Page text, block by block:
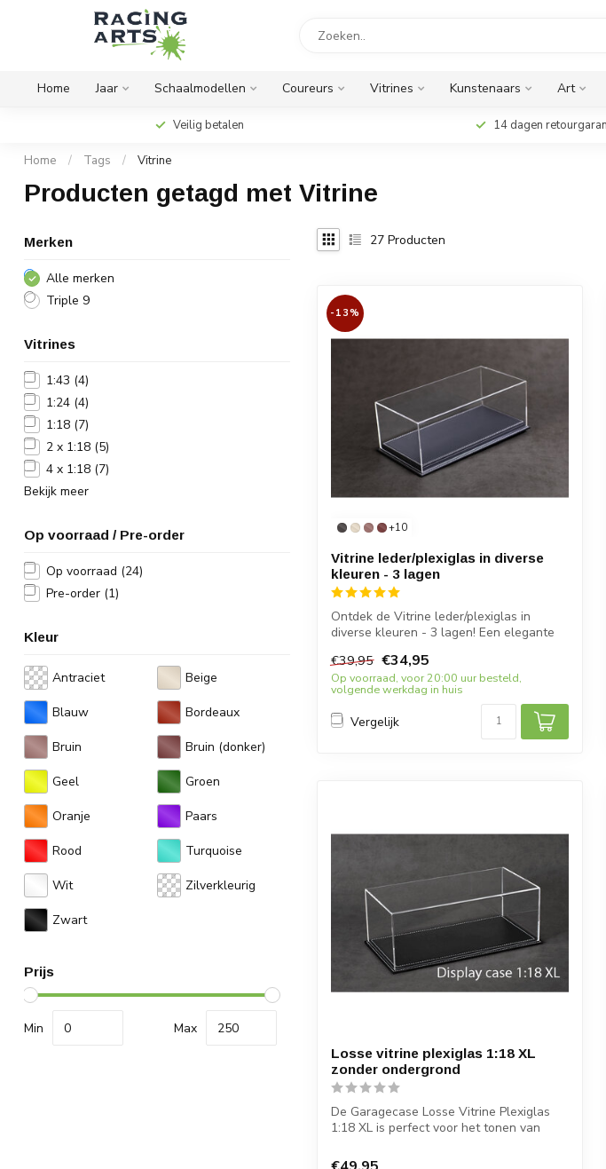
Home Jaar Schaalmodellen Coureurs Vitrines Kunstenaars Art
Veilig betalen 14 dagen
Home / Tags / Vitrine
Producten getagd met Vitrine
Merken
Alle merken
Triple 9
Vitrines
1:43 (4)
1:24 (4)
1:18 (7)
2 x 1:18 (5)
4 x 1:18 (7)
Bekijk meer
Op voorraad / Pre-order
Op voorraad (24)
Pre-order (1)
Kleur
Antraciet Beige
Blauw Bordeaux
Bruin Bruin (donker)
Geel Groen
Oranje Paars
Rood Turquoise
Wit Zilverkleurig
Zwart
Prijs
Min Max
27 Producten
+10
-13%
Vitrine leder/plexiglas in diverse
kleuren - 3 lagen
Ontdek de Vitrine leder/plexiglas in
diverse kleuren - 3 lagen! Een elegante
€39,95 €34,95
Op voorraad, voor 20:00 uur besteld,
volgende werkdag in huis
Vergelijk
Losse vitrine plexiglas 1:18 XL
zonder ondergrond
De Garagecase Losse Vitrine Plexiglas
1:18 XL is perfect voor het tonen van